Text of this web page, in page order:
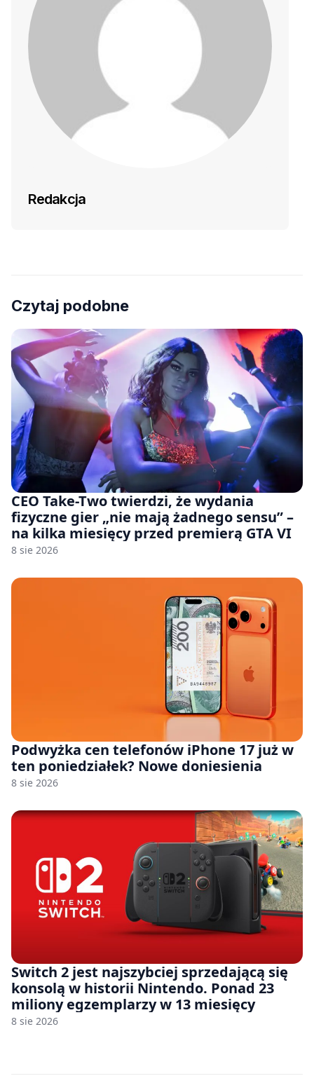
Redakcja
Czytaj podobne
CEO Take-Two twierdzi, że wydania
fizyczne gier „nie mają żadnego sensu” –
na kilka miesięcy przed premierą GTA VI
8 sie 2026
Podwyżka cen telefonów iPhone 17 już w
ten poniedziałek? Nowe doniesienia
8 sie 2026
Switch 2 jest najszybciej sprzedającą się
konsolą w historii Nintendo. Ponad 23
miliony egzemplarzy w 13 miesięcy
8 sie 2026